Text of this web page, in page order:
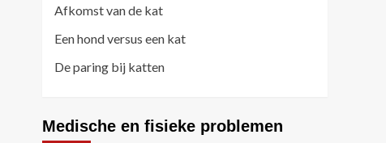
Afkomst van de kat
Een hond versus een kat
De paring bij katten
Medische en fisieke problemen